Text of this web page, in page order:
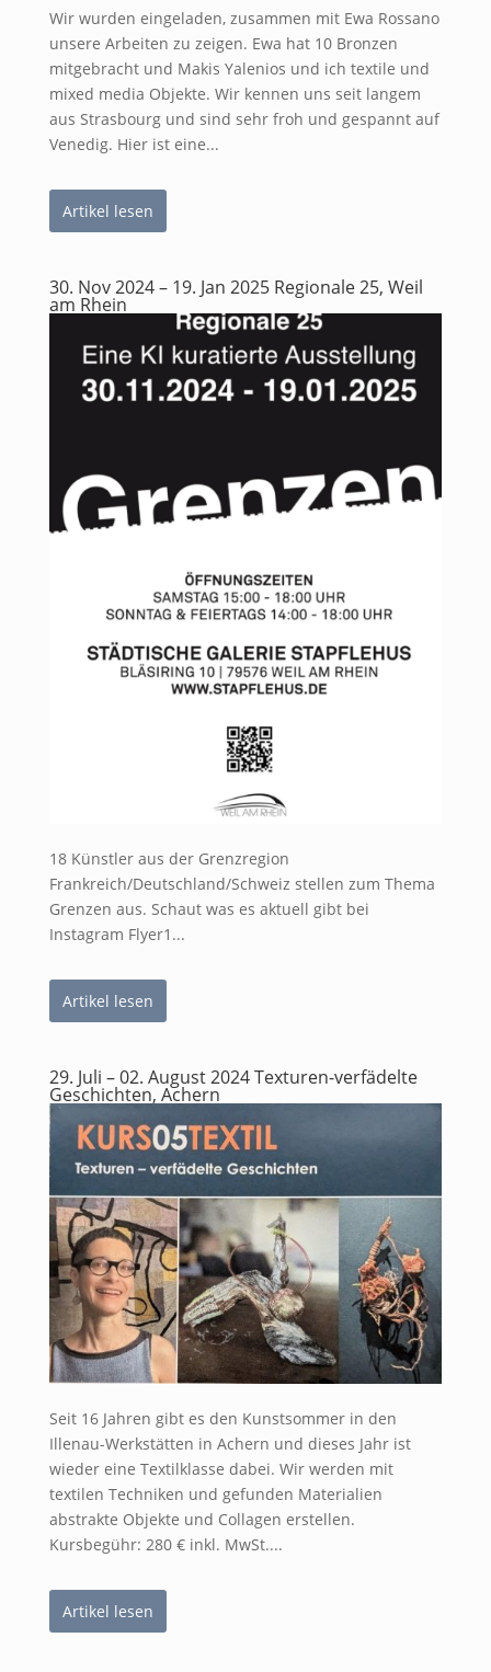
Wir wurden eingeladen, zusammen mit Ewa Rossano
unsere Arbeiten zu zeigen. Ewa hat 10 Bronzen
mitgebracht und Makis Yalenios und ich textile und
mixed media Objekte. Wir kennen uns seit langem
aus Strasbourg und sind sehr froh und gespannt auf
Venedig. Hier ist eine...
Artikel lesen
30. Nov 2024 – 19. Jan 2025 Regionale 25, Weil
am Rhein
18 Künstler aus der Grenzregion
Frankreich/Deutschland/Schweiz stellen zum Thema
Grenzen aus. Schaut was es aktuell gibt bei
Instagram Flyer1...
Artikel lesen
29. Juli – 02. August 2024 Texturen-verfädelte
Geschichten, Achern
Seit 16 Jahren gibt es den Kunstsommer in den
Illenau-Werkstätten in Achern und dieses Jahr ist
wieder eine Textilklasse dabei. Wir werden mit
textilen Techniken und gefunden Materialien
abstrakte Objekte und Collagen erstellen.
Kursbegühr: 280 € inkl. MwSt....
Artikel lesen